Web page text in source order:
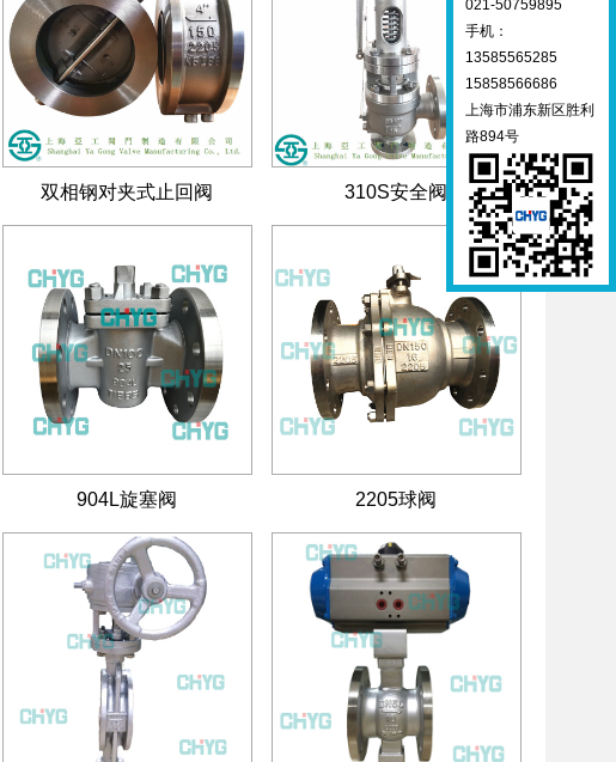
双相钢对夹式止回阀 310S安全阀
904L旋塞阀 2205球阀
021-50759895
手机：
13585565285
15858566686
上海市浦东新区胜利
路894号